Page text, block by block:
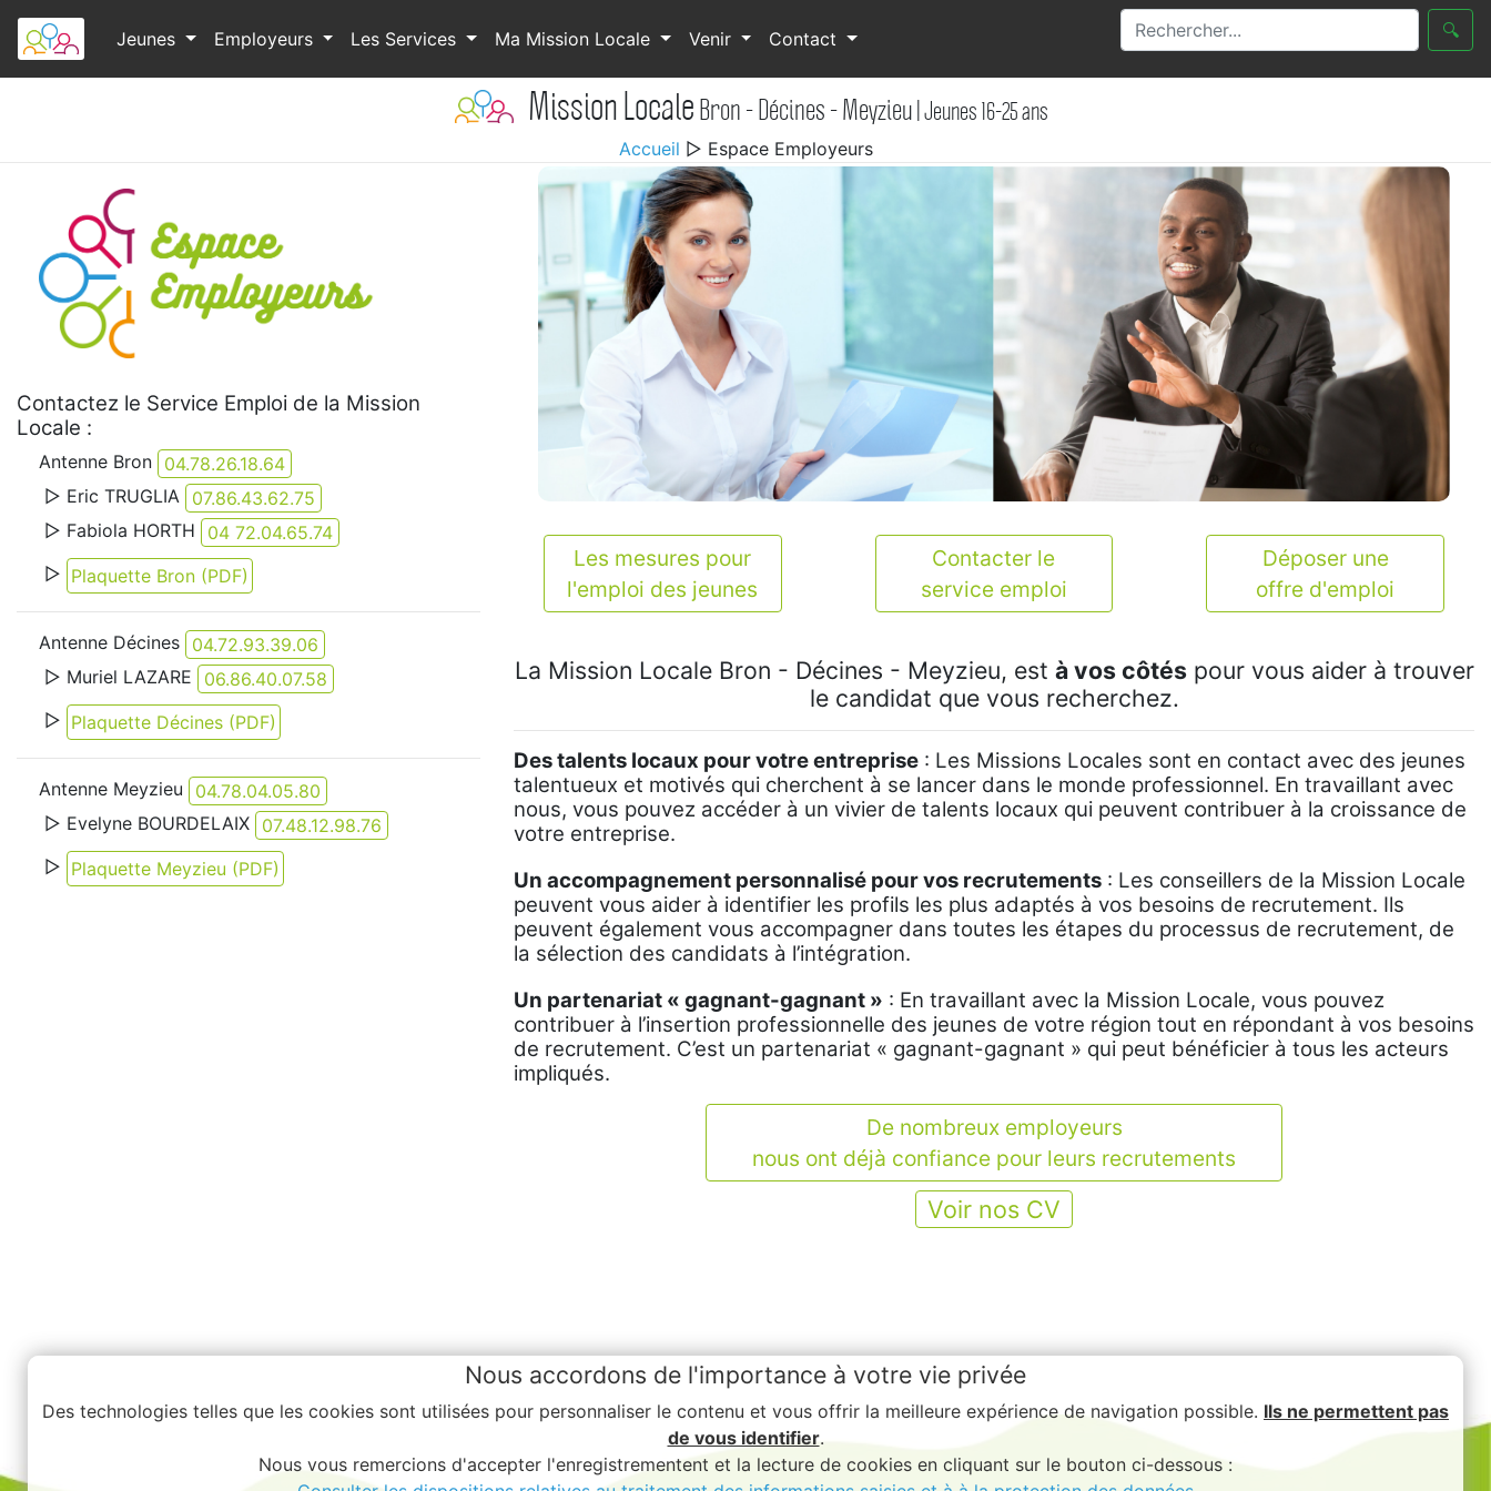
Nous accordons de l'importance à votre vie privée
Des technologies telles que les cookies sont utilisées pour personnaliser le contenu et vous offrir la meilleure expérience de navigation possible. Ils ne permettent pas
de vous identifier.
Nous vous remercions d'accepter l'enregistrementent et la lecture de cookies en cliquant sur le bouton ci-dessous :
Mission LocaleBron - Décines - Meyzieu | Jeunes 16-25 ans
Accueil ▷ Espace Employeurs
Jeunes Employeurs Les Services Ma Mission Locale Venir Contact 🔍
Contactez le Service Emploi de la Mission
Locale :
Antenne Bron 04.78.26.18.64
▷ Eric TRUGLIA 07.86.43.62.75
▷ Fabiola HORTH
04 72.04.65.74
▷ Plaquette Bron (PDF)
Antenne Décines 04.72.93.39.06
▷ Muriel LAZARE
06.86.40.07.58
▷ Plaquette Décines (PDF)
Antenne Meyzieu
04.78.04.05.80
▷ Evelyne BOURDELAIX 07.48.12.98.76
▷ Plaquette Meyzieu (PDF)
Les mesures pour
l'emploi des jeunes
Contacter le
service emploi
Déposer une
offre d'emploi
La Mission Locale Bron - Décines - Meyzieu, est à vos côtéspour vous aider à trouver
le candidat que vous recherchez.
Des talents locaux pour votre entreprise : Les Missions Locales sont en contact avec des jeunes
talentueux et motivés qui cherchent à se lancer dans le monde professionnel. En travaillant avec
nous, vous pouvez accéder à un vivier de talents locaux qui peuvent contribuer à la croissance de
votre entreprise.
Un accompagnement personnalisé pour vos recrutements : Les conseillers de la Mission Locale
peuvent vous aider à identifier les profils les plus adaptés à vos besoins de recrutement. Ils
peuvent également vous accompagner dans toutes les étapes du processus de recrutement, de
la sélection des candidats à l’intégration.
Un partenariat « gagnant-gagnant » : En travaillant avec la Mission Locale, vous pouvez
contribuer à l’insertion professionnelle des jeunes de votre région tout en répondant à vos besoins
de recrutement. C’est un partenariat « gagnant-gagnant » qui peut bénéficier à tous les acteurs
impliqués.
De nombreux employeurs
nous ont déjà confiance pour leurs recrutements
Voir nos CV